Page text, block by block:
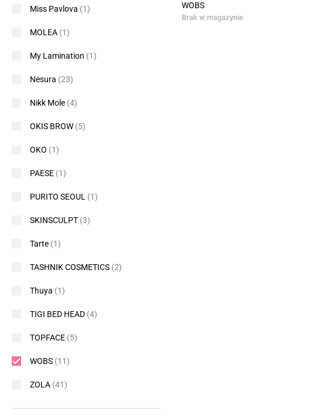
WOBS
Brak w magazynie
Miss Pavlova (1)
MOLEA (1)
My Lamination (1)
Nesura (23)
Nikk Mole (4)
OKIS BROW (5)
OKO (1)
PAESE (1)
PURITO SEOUL (1)
SKINSCULPT (3)
Tarte (1)
TASHNIK COSMETICS (2)
Thuya (1)
TIGI BED HEAD (4)
TOPFACE (5)
WOBS (11)
ZOLA (41)